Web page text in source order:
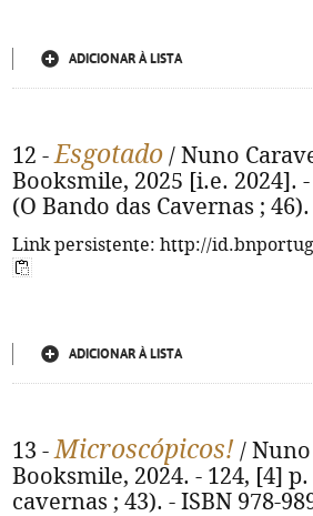
ADICIONAR À LISTA
12 -Esgotado / Nuno
Booksmile, 2025 [i.e. 2024].
(O Bando das Cavernas ;
Link persistente: http://
ADICIONAR À LISTA
13 -Microscópicos! / Nuno
Booksmile, 2024. - 124, [4]
cavernas ; 43). - ISBN 978-